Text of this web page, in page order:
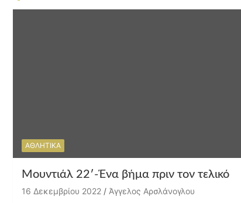
ΑΘΛΗΤΙΚΑ
Μουντιάλ 22′-Ένα βήμα πριν τον τελικό
16 Δεκεμβρίου 2022
Άγγελος Αρσλάνογλου